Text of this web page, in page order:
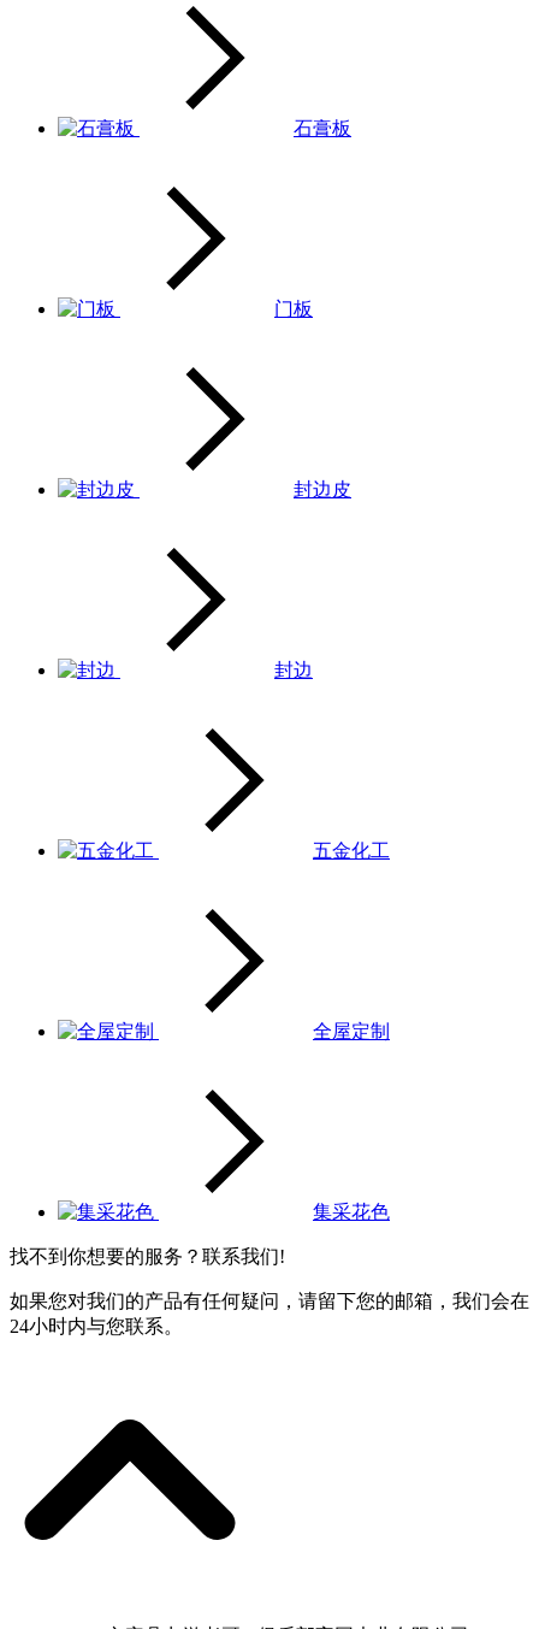
石膏板
门板
封边皮
封边
五金化工
全屋定制
集采花色
找不到你想要的服务？联系我们!
如果您对我们的产品有任何疑问，请留下您的邮箱，我们会在
24小时内与您联系。